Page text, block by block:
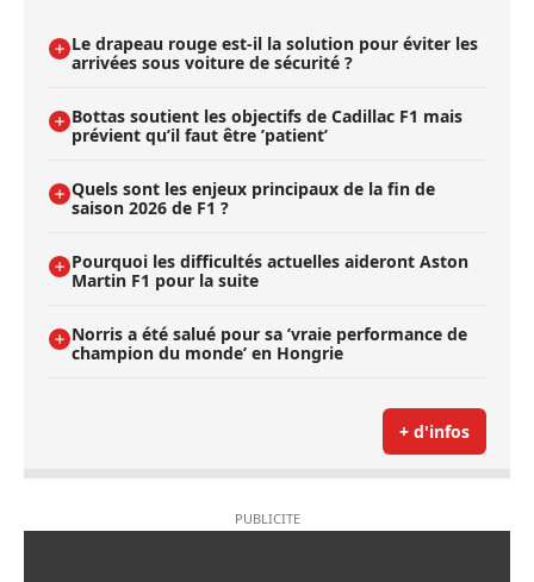
Le drapeau rouge est-il la solution pour éviter les
arrivées sous voiture de sécurité ?
Bottas soutient les objectifs de Cadillac F1 mais
prévient qu’il faut être ’patient’
Quels sont les enjeux principaux de la fin de
saison 2026 de F1 ?
Pourquoi les difficultés actuelles aideront Aston
Martin F1 pour la suite
Norris a été salué pour sa ’vraie performance de
champion du monde’ en Hongrie
+ d'infos